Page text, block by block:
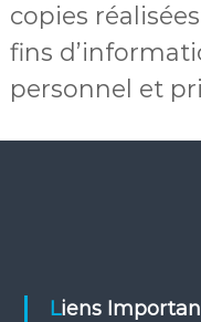
copies
fins
personnel et
Liens